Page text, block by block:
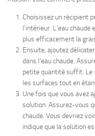
Choisissez un récipient
l’intérieur. L’eau
plus efficacement la
Ensuite, ajoutez
dans l’eau chaude.
petite quantité suffit. Le
les surfaces tout en
Une fois que vous avez
solution. Assurez-vous
chaude. Vous devriez
indique que la solution